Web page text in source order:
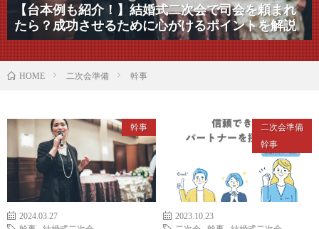
【台本例も紹介！】結婚式二次会で司会を頼まれ
たら？成功させるために心がけるポイントを解説
HOME 二次会準備 幹事
幹事
2024.03.27
二次会準備
幹事
2023.10.23